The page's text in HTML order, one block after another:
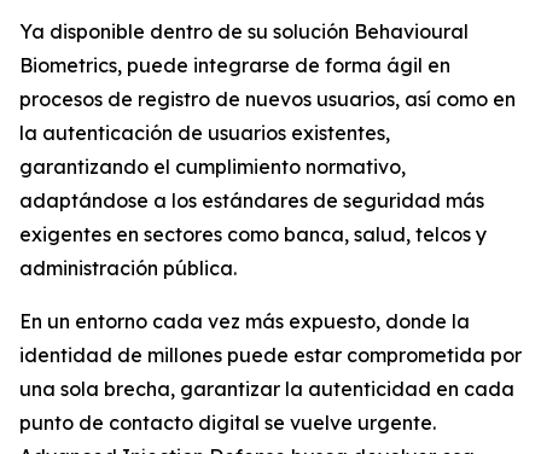
Ya disponible dentro de su solución Behavioural
Biometrics, puede integrarse de forma ágil en
procesos de registro de nuevos usuarios, así como en
la autenticación de usuarios existentes,
garantizando el cumplimiento normativo,
adaptándose a los estándares de seguridad más
exigentes en sectores como banca, salud, telcos y
administración pública.
En un entorno cada vez más expuesto, donde la
identidad de millones puede estar comprometida por
una sola brecha, garantizar la autenticidad en cada
punto de contacto digital se vuelve urgente.